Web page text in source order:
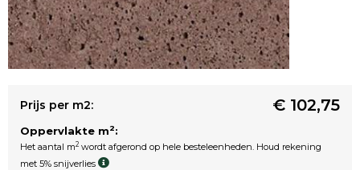
Prijs per m2: € 102,75
Oppervlakte m2:
Het aantal m2 wordt afgerond op hele besteleenheden. Houd rekening
met 5% snijverlies